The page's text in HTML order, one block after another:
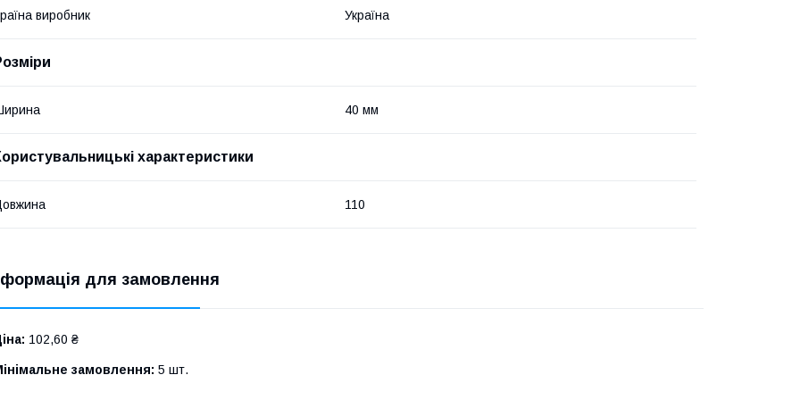
виробник Україна
40 мм
характеристики
110
для замовлення
102,60 ₴
замовлення: 5 шт.